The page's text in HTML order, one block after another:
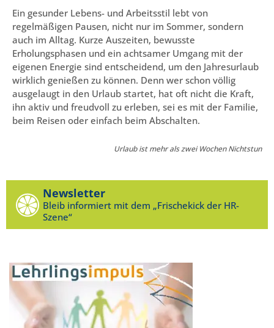
Ein gesunder Lebens- und Arbeitsstil lebt von
regelmäßigen Pausen, nicht nur im Sommer, sondern
auch im Alltag. Kurze Auszeiten, bewusste
Erholungsphasen und ein achtsamer Umgang mit der
eigenen Energie sind entscheidend, um den Jahresurlaub
wirklich genießen zu können. Denn wer schon völlig
ausgelaugt in den Urlaub startet, hat oft nicht die Kraft,
ihn aktiv und freudvoll zu erleben, sei es mit der Familie,
beim Reisen oder einfach beim Abschalten.
Urlaub ist mehr als zwei Wochen Nichtstun
Newsletter
Bleib informiert mit dem „Frischekick der HR-
Szene“